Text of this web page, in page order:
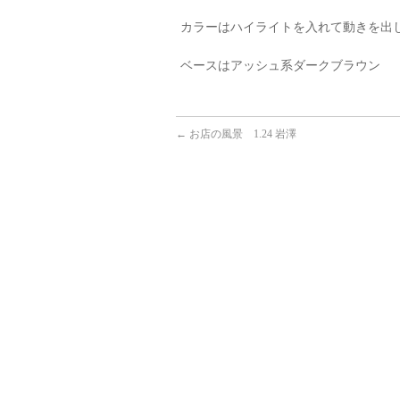
カラーはハイライトを入れて動きを出
ベースはアッシュ系ダークブラウン
← お店の風景 1.24 岩澤